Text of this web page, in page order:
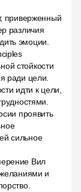
приверженный
различия
эмоции.
стойкости
ради цели.
идти к цели,
проявить
сильное
Вил
и